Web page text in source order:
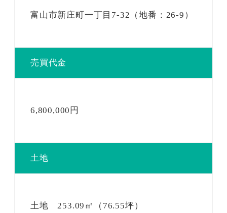
富山市新庄町一丁目7-32（地番：26-9）
売買代金
6,800,000円
土地
土地 253.09㎡（76.55坪）